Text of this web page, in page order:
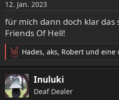
12. Jan. 2023
für mich dann doch klar
Friends Of Hell!
R
e
a
k
t
Hades, aks, Robert und eine
Inuluki
Deaf Dealer